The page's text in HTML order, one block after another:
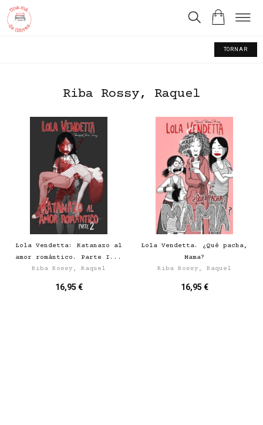
TORNAR
Riba Rossy, Raquel
Lola Vendetta: Katanazo al
amor romántico. Parte I...
Riba Rossy, Raquel
16,95 €
Lola Vendetta. ¿Qué pacha,
Mama?
Riba Rossy, Raquel
16,95 €